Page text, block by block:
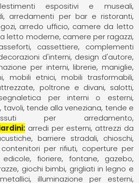
espositivi e museali
arredamenti per bar e ristoranti
arredo ufficio camere da letto
letto moderne camere per ragazzi
cassettiere
complementi
d'interni design d'autore
per interni librerie maniglie
mobili etnici
mobili trasformabili
poltrone e divani
salotti
per interni o esterni
tavoli tende alla veneziana tende e
per arredamento
arredi per esterni attrezzi da
barriere stradali
chioschi
contenitori per rifiuti
coperture per
edicole fioriere fontane
gazebo
giochi bimbi grigliati in legno e
illuminazione per esterni